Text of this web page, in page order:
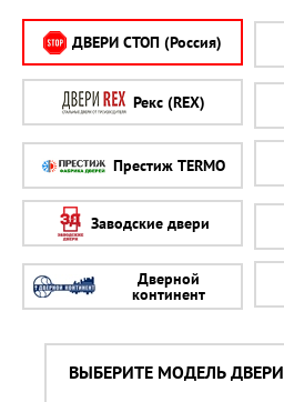
ДВЕРИ СТОП (Россия)
Рекс (REX)
Престиж TERMO
Заводские двери
Дверной
континент
ВЫБЕРИТЕ МОДЕЛЬ ДВЕРИ